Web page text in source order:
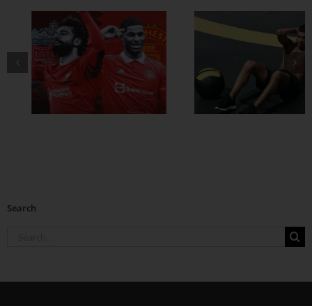
ထိထိရောက်ရောက်
ဗိုက်ခေါက် အဆီ
တွေ ချဖို့
Search